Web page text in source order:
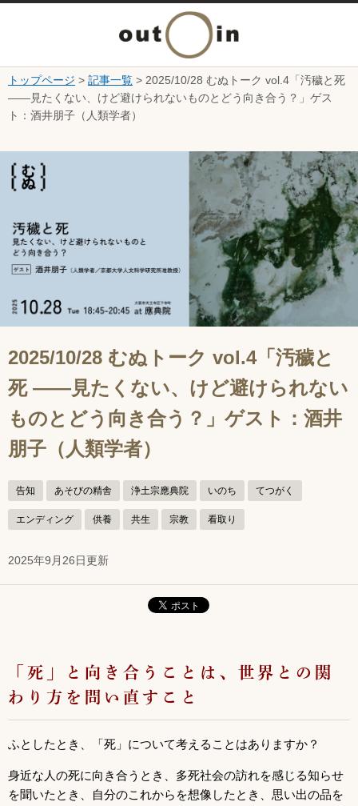
本文へ
ニ
ュ
ー
を
開
く
トップページ > 記事一覧 > 2025/10/28 むぬトーク vol.4「汚穢と死
――見たくない、けど避けられないものとどう向き合う？」ゲス
ト：酒井朋子（人類学者）
2025/10/28 むぬトーク vol.4「汚穢と
死 ――見たくない、けど避けられない
ものとどう向き合う？」ゲスト：酒井
朋子（人類学者）
告知 あそびの精舎 浄土宗應典院 いのち てつがく
エンディング 供養 共生 宗教 看取り
2025年9月26日更新
「死」と向き合うことは、世界との関
わり方を問い直すこと
ふとしたとき、「死」について考えることはありますか？
身近な人の死に向き合うとき、多死社会の訪れを感じる知らせ
を聞いたとき、自分のこれからを想像したとき、思い出の品を